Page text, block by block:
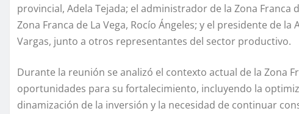
provincial, Adela Tejada; el administrador de la Zona Franca
Zona Franca de La Vega, Rocío Ángeles; y el presidente de
Vargas, junto a otros representantes del sector productivo.
Durante la reunión se analizó el contexto actual de la Zona
oportunidades para su fortalecimiento, incluyendo la
dinamización de la inversión y la necesidad de continuar